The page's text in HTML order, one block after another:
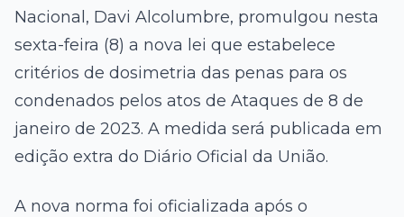
Nacional, Davi Alcolumbre, promulgou nesta
sexta-feira (8) a nova lei que estabelece
critérios de dosimetria das penas para os
condenados pelos atos de Ataques de 8 de
janeiro de 2023. A medida será publicada em
edição extra do Diário Oficial da União.
A nova norma foi oficializada após o